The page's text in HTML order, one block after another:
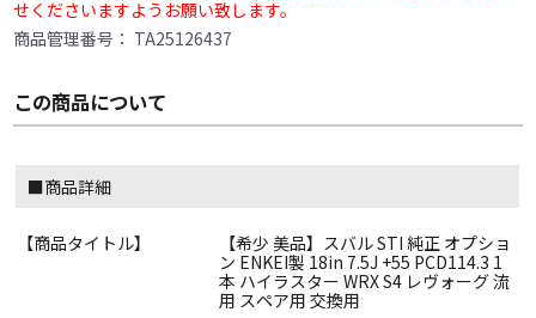
せくださいますようお願い致します。
商品管理番号： TA25126437
この商品について
■商品詳細
【商品タイトル】
【希少 美品】スバル STI 純正 オプショ
ン ENKEI製 18in 7.5J +55 PCD114.3 1
本 ハイラスター WRX S4 レヴォーグ 流
用 スペア用 交換用